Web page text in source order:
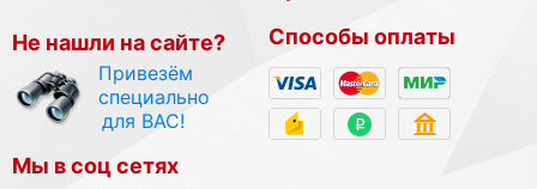
Не нашли на сайте?
Привезём
специально
для ВАС!
Способы оплаты
Мы в соц сетях